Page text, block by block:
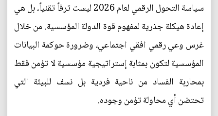
سياسة التحول الرقمي لعام 2026 ليست ترفاً تقنياً، بل هي
إعادة هيكلة جذرية لمفهوم قوة الدولة المؤسسية. من خلال
غرس وعي رقمي افقي اجتماعي، وضرورة حوكمة البيانات
المؤسسية لتكون بمثابة إستراتيجية مؤسسية لا تؤمن فقط
بمحاربة الفساد من ناحية فردية بل نسف للبيئة التي
تحتضن أي محاولة تؤمن وجوده.